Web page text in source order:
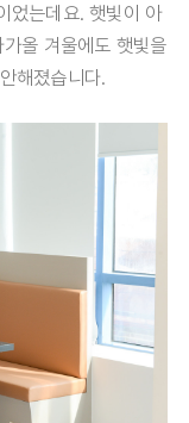
었는데요. 햇빛이 아
올 겨울에도 햇빛을
해졌습니다.